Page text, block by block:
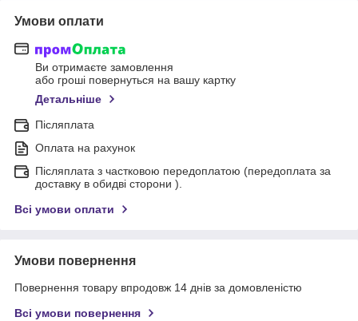
Умови оплати
Ви отримаєте замовлення
або гроші повернуться на вашу картку
Детальніше
Післяплата
Оплата на рахунок
Післяплата з частковою передоплатою (передоплата за
доставку в обидві сторони ).
Всі умови оплати
Умови повернення
Повернення товару впродовж 14 днів за домовленістю
Всі умови повернення